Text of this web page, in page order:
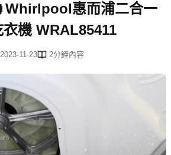
惠而浦二合一
機 WRAL85411
2023-11-23 2分鐘內容